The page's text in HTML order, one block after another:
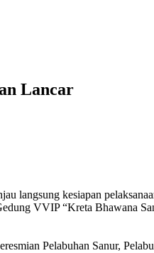
Lancar
langsung kesiapan
VVIP “Kreta Bhawana
Pelabuhan Sanur,